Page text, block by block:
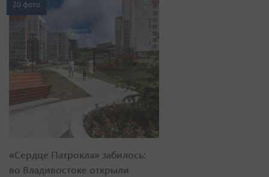
20 фото
«Сердце Патрокла» забилось:
во Владивостоке открыли